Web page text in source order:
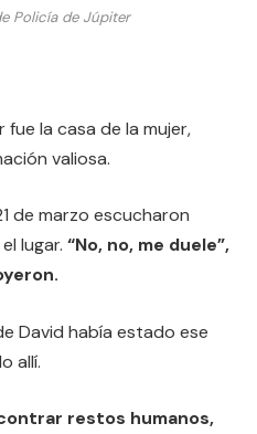
Policía de Júpiter
la casa de la mujer,
valiosa.
de marzo escucharon
lugar. “No, no, me duele”,
David había estado ese
allí.
restos humanos,